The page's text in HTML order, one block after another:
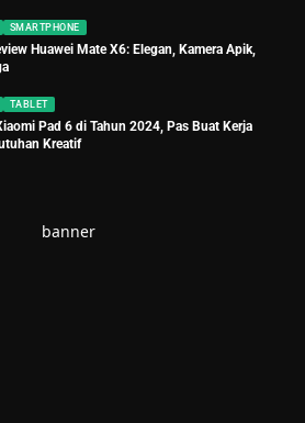
SMARTPHONE
Huawei Mate X6: Elegan, Kamera Apik,
TABLET
Pad 6 di Tahun 2024, Pas Buat Kerja
Kreatif